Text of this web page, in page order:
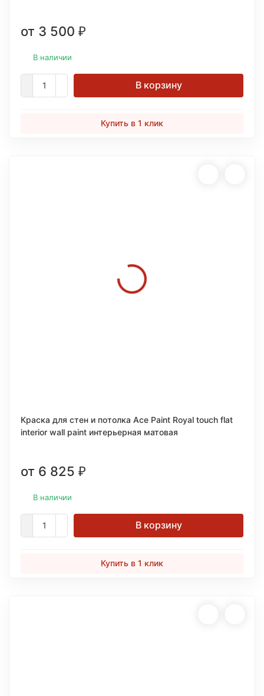
от 3 500 ₽
В наличии
В корзину
Купить в 1 клик
Краска для стен и потолка Ace Paint Royal touch flat
interior wall paint интерьерная матовая
от 6 825 ₽
В наличии
В корзину
Купить в 1 клик